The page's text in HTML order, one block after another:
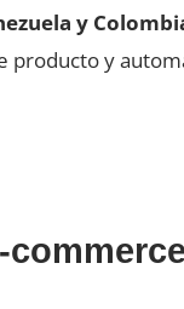
y
producto y